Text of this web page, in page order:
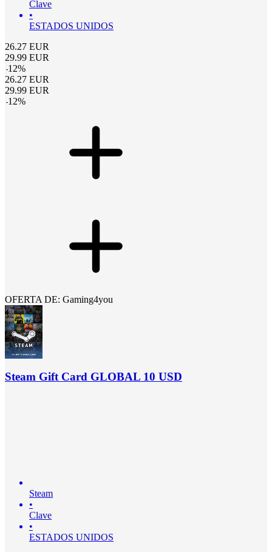
Clave
•
ESTADOS UNIDOS
26.27 EUR
29.99 EUR
-12%
26.27 EUR
29.99 EUR
-12%
OFERTA DE: Gaming4you
Steam Gift Card GLOBAL 10 USD
Steam
•
Clave
•
ESTADOS UNIDOS